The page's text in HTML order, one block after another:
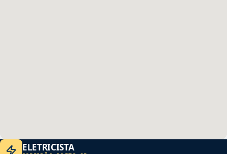
ELETRICISTA